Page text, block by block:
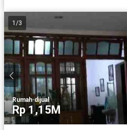
1 /3
Rumah·dijual
Rp 1,15M